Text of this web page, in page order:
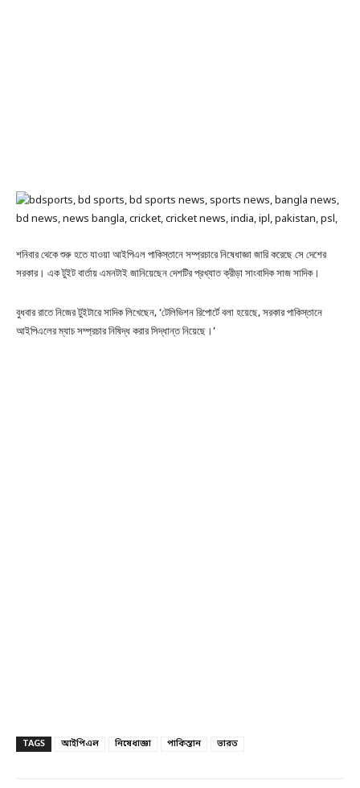
শনিবার থেকে শুরু হতে যাওয়া আইপিএল পাকিস্তানে সম্প্রচারে নিষেধাজ্ঞা জারি করেছে সে দেশের
সরকার। এক টুইট বার্তায় এমনটাই জানিয়েছেন দেশটির প্রখ্যাত ক্রীড়া সাংবাদিক সাজ সাদিক।
বুধবার রাতে নিজের টুইটারে সাদিক লিখেছেন, ‘টেলিভিশন রিপোর্টে বলা হয়েছে, সরকার পাকিস্তানে
আইপিএলের ম্যাচ সম্প্রচার নিষিদ্ধ করার সিদ্ধান্ত নিয়েছে।’
TAGS আইপিএল নিষেধাজ্ঞা পাকিস্তান ভারত